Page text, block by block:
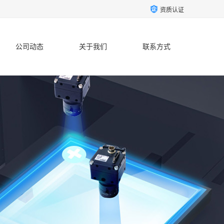
资质认证
公司动态 关于我们 联系方式